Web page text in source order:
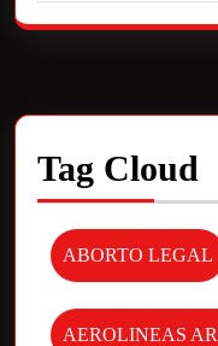
Tag Cloud
ABORTO LEGAL
AEROLINEAS